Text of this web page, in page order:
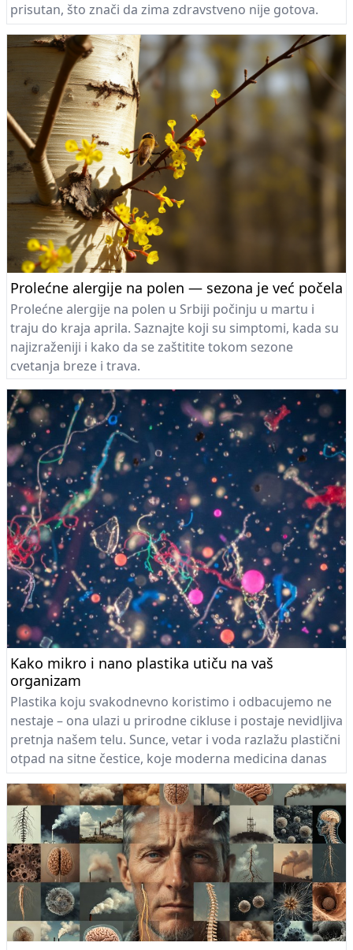
prisutan, što znači da zima zdravstveno nije gotova.
Neophodno je nastaviti sa preventivnim merama
zaštite.
Prolećne alergije na polen — sezona je već počela
Prolećne alergije na polen u Srbiji počinju u martu i
traju do kraja aprila. Saznajte koji su simptomi, kada su
najizraženiji i kako da se zaštitite tokom sezone
cvetanja breze i trava.
Kako mikro i nano plastika utiču na vaš
organizam
Plastika koju svakodnevno koristimo i odbacujemo ne
nestaje – ona ulazi u prirodne cikluse i postaje nevidljiva
pretnja našem telu. Sunce, vetar i voda razlažu plastični
otpad na sitne čestice, koje moderna medicina danas
može da detektuje, dok ljudska čula ostaju „slepa“ za
ovu pretnju. Globalni ciklus vode pretvara mikro i
nanoplastiku u transportni sistem, koji može završiti u
našem organizmu.